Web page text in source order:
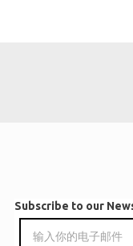
Subscribe to our